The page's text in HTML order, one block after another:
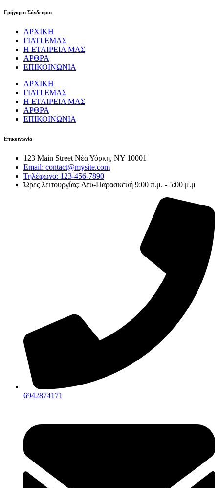
Γρήγοροι Σύνδεσμοι
ΑΡΧΙΚΗ
ΓΙΑΤΙ ΕΜΑΣ
Η ΕΤΑΙΡΕΙΑ ΜΑΣ
ΑΡΘΡΑ
ΕΠΙΚΟΙΝΩΝΙΑ
ΑΡΧΙΚΗ
ΓΙΑΤΙ ΕΜΑΣ
Η ΕΤΑΙΡΕΙΑ ΜΑΣ
ΑΡΘΡΑ
ΕΠΙΚΟΙΝΩΝΙΑ
Επικοινωνία
123 Main Street Νέα Υόρκη, NY 10001
Email: contact@mysite.com
Τηλέφωνο: 123-456-7890
Ώρες λειτουργίας: Δευ-Παρασκευή 9:00 π.μ. - 5:00 μ.μ
6942874171